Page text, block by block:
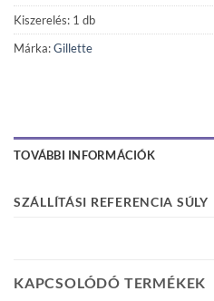
Kiszerelés: 1 db
Márka:Gillette
TOVÁBBI INFORMÁCIÓK
SZÁLLÍTÁSI REFERENCIA SÚLY
KAPCSOLÓDÓ TERMÉKEK